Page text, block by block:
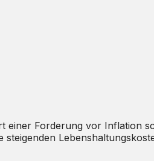
einer Forderung vor Inflation